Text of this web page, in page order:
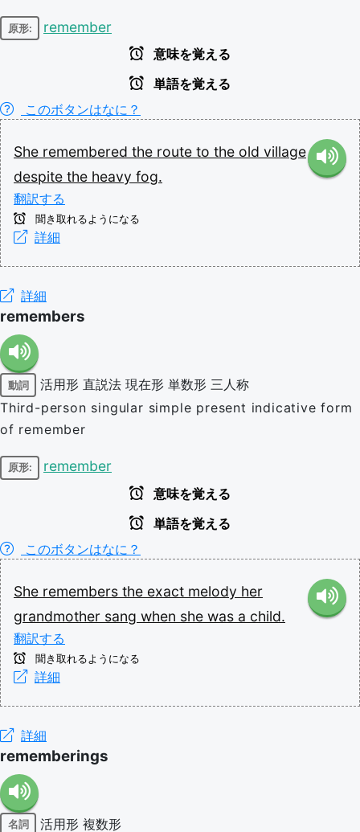
原形: remember
意味を覚える
単語を覚える
このボタンはなに？
She remembered the route to the old village
despite the heavy fog.
翻訳する
聞き取れるようになる
詳細
詳細
remembers
動詞 活用形 直説法 現在形 単数形 三人称
Third-person singular simple present indicative form
of remember
原形: remember
意味を覚える
単語を覚える
このボタンはなに？
She remembers the exact melody her
grandmother sang when she was a child.
翻訳する
聞き取れるようになる
詳細
詳細
rememberings
名詞 活用形 複数形